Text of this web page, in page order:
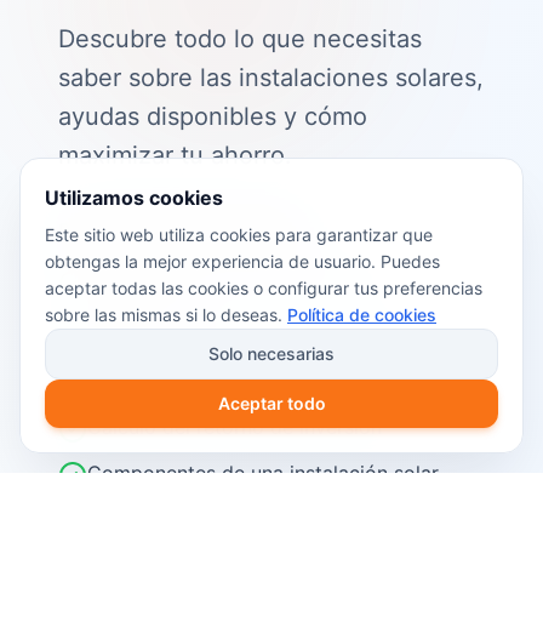
Descubre todo lo que necesitas
saber sobre las instalaciones solares,
ayudas disponibles y cómo
maximizar tu ahorro.
📖 Contenido de la guía:
Cómo funciona el autoconsumo
fotovoltaico
Ayudas y subvenciones disponibles en
2026
Cálculo del retorno de inversión
Componentes de una instalación solar
Utilizamos cookies
Este sitio web utiliza cookies para garantizar que
obtengas la mejor experiencia de usuario. Puedes
aceptar todas las cookies o configurar tus preferencias
sobre las mismas si lo deseas. Política de cookies
Solo necesarias
Aceptar todo